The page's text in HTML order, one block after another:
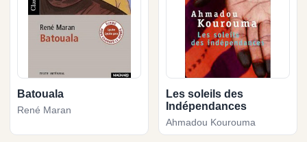
Batouala
René Maran
Les soleils des
Indépendances
Ahmadou Kourouma